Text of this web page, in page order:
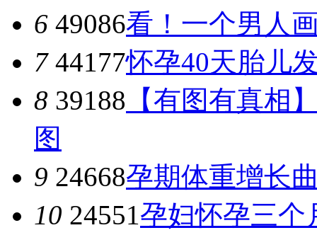
6 49086看！一个男人
7 44177怀孕40天胎儿
8 39188 【有图有真相
图
9 24668孕期体重增长
10 24551孕妇怀孕三个